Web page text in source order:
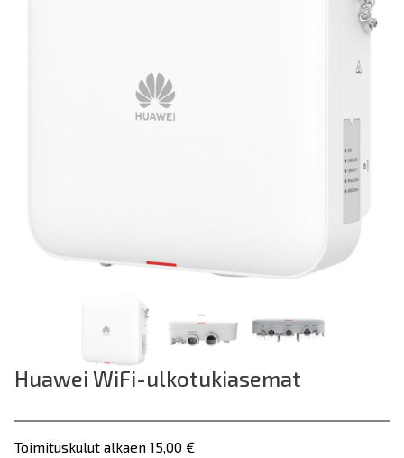
Huawei WiFi-ulkotukiasemat
Toimituskulut alkaen 15,00 €